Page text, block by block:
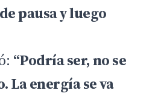
pausa y luego
“Podría ser, no se
La energía se va